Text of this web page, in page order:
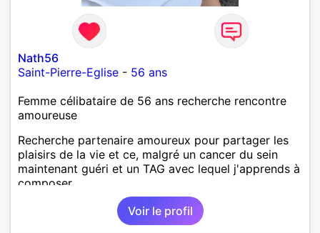
Nath56
Saint-Pierre-Eglise - 56 ans
Femme célibataire de 56 ans recherche rencontre
amoureuse
Recherche partenaire amoureux pour partager les
plaisirs de la vie et ce, malgré un cancer du sein
maintenant guéri et un TAG avec lequel j'apprends à
composer.
Voir le profil